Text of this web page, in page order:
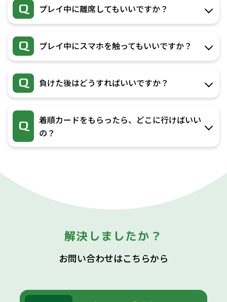
Q プレイ中に離席してもいいですか？
Q プレイ中にスマホを触ってもいいですか？
Q 負けた後はどうすればいいですか？
Q
着順カードをもらったら、どこに行けばいい
の？
解決しましたか？
お問い合わせはこちらから